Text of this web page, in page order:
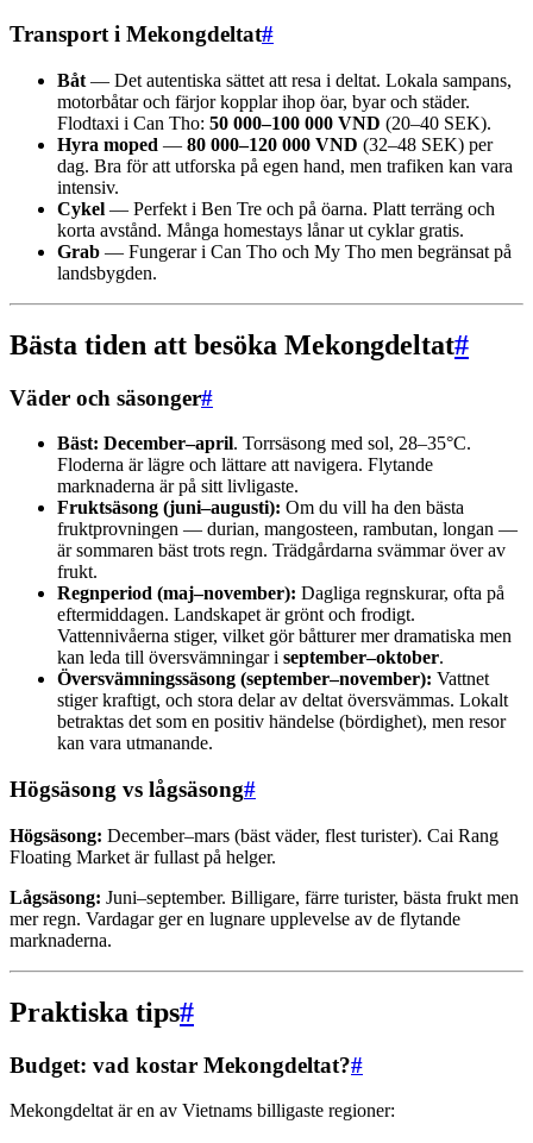
Transport i Mekongdeltat#
Båt — Det autentiska sättet att resa i deltat. Lokala sampans,
motorbåtar och färjor kopplar ihop öar, byar och städer.
Flodtaxi i Can Tho: 50 000–100 000 VND (20–40 SEK).
Hyra moped — 80 000–120 000 VND (32–48 SEK) per
dag. Bra för att utforska på egen hand, men trafiken kan vara
intensiv.
Cykel — Perfekt i Ben Tre och på öarna. Platt terräng och
korta avstånd. Många homestays lånar ut cyklar gratis.
Grab — Fungerar i Can Tho och My Tho men begränsat på
landsbygden.
Bästa tiden att besöka Mekongdeltat#
Väder och säsonger#
Bäst: December–april. Torrsäsong med sol, 28–35°C.
Floderna är lägre och lättare att navigera. Flytande
marknaderna är på sitt livligaste.
Fruktsäsong (juni–augusti): Om du vill ha den bästa
fruktprovningen — durian, mangosteen, rambutan, longan —
är sommaren bäst trots regn. Trädgårdarna svämmar över av
frukt.
Regnperiod (maj–november): Dagliga regnskurar, ofta på
eftermiddagen. Landskapet är grönt och frodigt.
Vattennivåerna stiger, vilket gör båtturer mer dramatiska men
kan leda till översvämningar i september–oktober.
Översvämningssäsong (september–november): Vattnet
stiger kraftigt, och stora delar av deltat översvämmas. Lokalt
betraktas det som en positiv händelse (bördighet), men resor
kan vara utmanande.
Högsäsong vs lågsäsong#
Högsäsong: December–mars (bäst väder, flest turister). Cai Rang
Floating Market är fullast på helger.
Lågsäsong: Juni–september. Billigare, färre turister, bästa frukt men
mer regn. Vardagar ger en lugnare upplevelse av de flytande
marknaderna.
Praktiska tips#
Budget: vad kostar Mekongdeltat?#
Mekongdeltat är en av Vietnams billigaste regioner: